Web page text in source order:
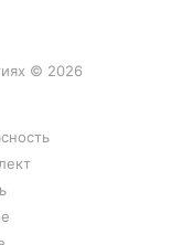
© 2026